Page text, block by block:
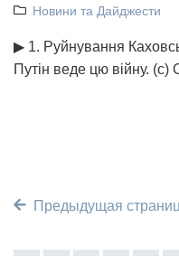
Новини та Дайджести
▶ 1. Руйнування
Путін веде цю війну.
Предыдущая